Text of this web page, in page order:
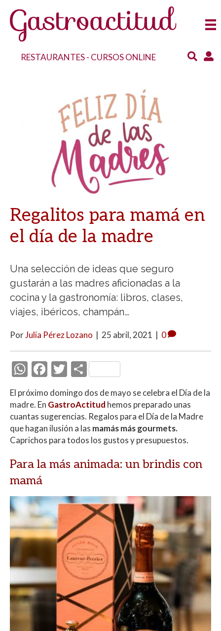
RESTAURANTES- CURSOS ONLINE
Regalitos para mamá en
el día de la madre
Una selección de ideas que seguro
gustarán a las madres aficionadas a la
cocina y la gastronomía: libros, clases,
viajes, ibéricos, champán…
PorJulia Pérez Lozano | 25 abril, 2021 | 0
W
h
at
s
A
p
p
F
ac
e
b
o
o
k
T
w
itt
er
C
o
m
p
ar
ti
r
El próximo domingo dos de mayo se celebra el Día de la
madre. En GastroActitud hemos preparado unas
cuantas sugerencias. Regalos para el Día de la Madre
que hagan ilusión a las mamás más gourmets.
Caprichos para todos los gustos y presupuestos.
Para la más animada: un brindis con
mamá